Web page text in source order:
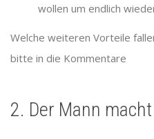
wollen um endlich
Welche weiteren Vorteile
bitte in die Kommentare
2. Der Mann